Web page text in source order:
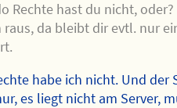
Rechte hast du nicht, oder?
raus, da bleibt dir evtl. nur
habe ich nicht. Und der
es liegt nicht am Server,